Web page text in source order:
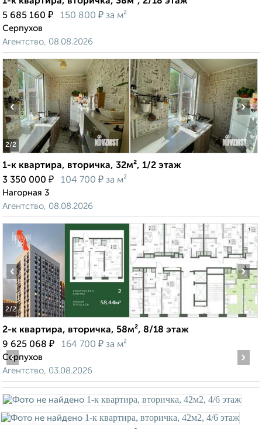
5 685 160 ₽ 150 800 ₽ за м²
Серпухов
Агентство, 08.08.2026
2/2
‹ ›
1-к квартира, вторичка, 32м², 1/2 этаж
3 350 000 ₽ 104 700 ₽ за м²
Нагорная 3
Агентство, 08.08.2026
2/2
‹ ›
2-к квартира, вторичка, 58м², 8/18 этаж
9 625 068 ₽ 164 700 ₽ за м²
Серпухов
Агентство, 03.08.2026
‹ ›